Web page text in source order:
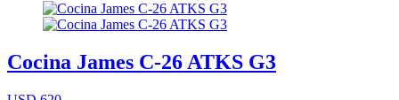
Cocina James C-26 ATKS G3